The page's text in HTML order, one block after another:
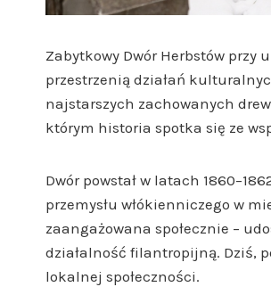
Zabytkowy Dwór Herbstów przy
przestrzenią działań
najstarszych zachowanych
którym historia spotka się ze
Dwór powstał w latach
przemysłu włókienniczego w
zaangażowana społecznie –
działalność filantropijną. Dziś,
lokalnej społeczności.